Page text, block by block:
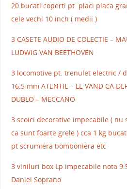
20 bucati coperti pt. placi placa
cele vechi 10 inch ( medii )
3 CASETE AUDIO DE COLECTIE –
LUDWIG VAN BEETHOVEN
3 locomotive pt. trenulet electric /
16.5 mm ATENTIE – LE VAND CA
DUBLO – MECCANO
3 scoici decorative impecabile ( nu
ca sunt foarte grele ) cca 1 kg
pt scrumiera bomboniera etc
3 viniluri box Lp impecabile nota
Daniel Soprano